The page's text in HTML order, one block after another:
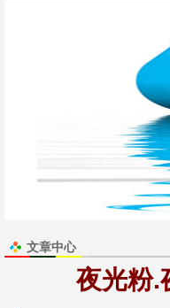
文章中心
夜光粉.